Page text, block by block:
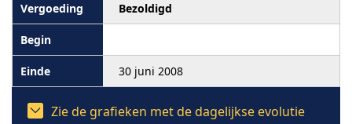
Bezoldigd
30 juni 2008
Zie de grafieken met de dagelijkse evolutie